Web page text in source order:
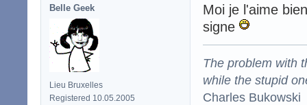
Belle Geek
Lieu Bruxelles
Registered 10.05.2005
Moi je l'aime
signe
The problem with
while the stupid
Charles Bukowski